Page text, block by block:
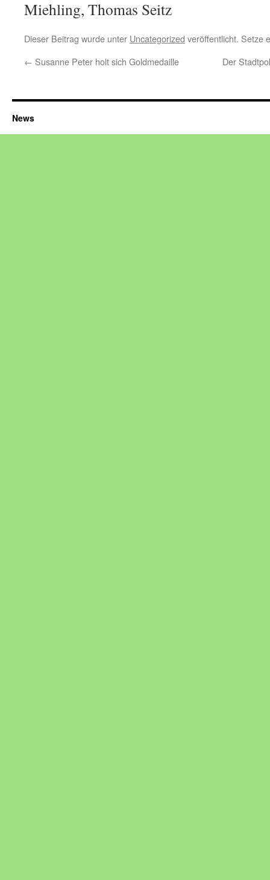
Miehling, Thomas Seitz
Dieser Beitrag wurde unter Uncategorized veröffentlicht. Setze
← Susanne Peter holt sich Goldmedaille Der
News